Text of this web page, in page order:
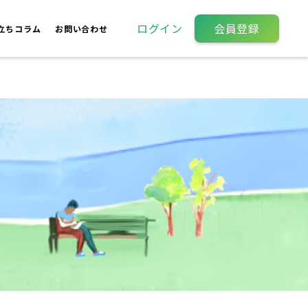
ちコラム お問い合わせ ログイン 会員登録